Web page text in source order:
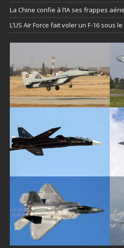
La Chine confie à l’IA ses frappes
L’US Air Force fait voler un F-16 sous